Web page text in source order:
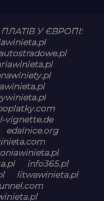
У ЄВРОПІ:
vignette.de
edalnice.org
info365.pl
litwawinieta.pl